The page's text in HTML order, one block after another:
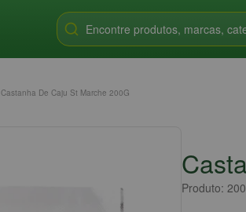
Encontre produtos, marcas,
Castanha De Caju St Marche 200G
Produto: